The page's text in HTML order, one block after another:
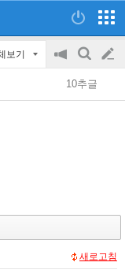
보기
공
지
on/off
검
색
글
쓰
10추글
새로고침